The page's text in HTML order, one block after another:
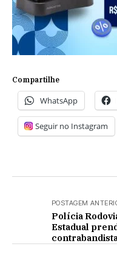
Compartilhe
WhatsApp
Seguir no Instagram
POSTAGEM
Polícia
Estadual